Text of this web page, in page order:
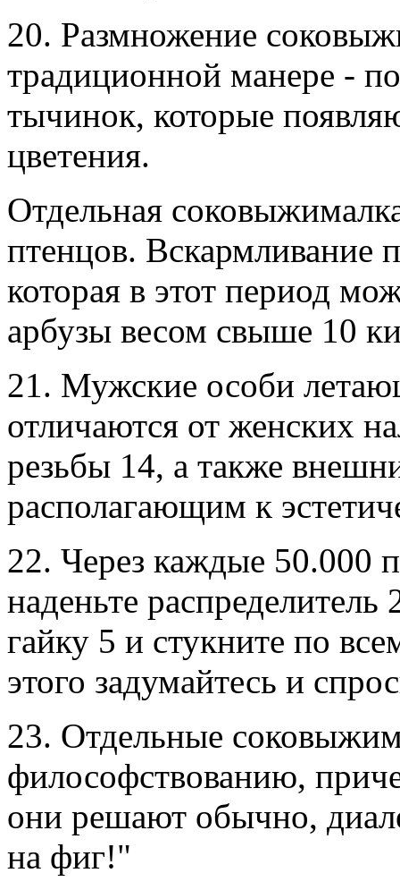
20. Размножение
традиционной манере -
тычинок, которые
цветения.
Отдельная
птенцов. Вскармливание
которая в этот период
арбузы весом свыше 10
21. Мужские особи
отличаются от женских
резьбы 14, а также
располагающим к
22. Через каждые 50.000
наденьте
гайку 5 и стукните по
этого задумайтесь и
23. Отдельные
философствованию,
они решают обычно,
на фиг!"